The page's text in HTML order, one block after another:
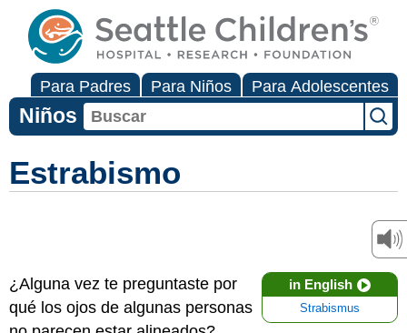
Para Padres Para Niños Para Adolescentes
Niños
Estrabismo
in English
Strabismus
¿Alguna vez te preguntaste por
qué los ojos de algunas personas